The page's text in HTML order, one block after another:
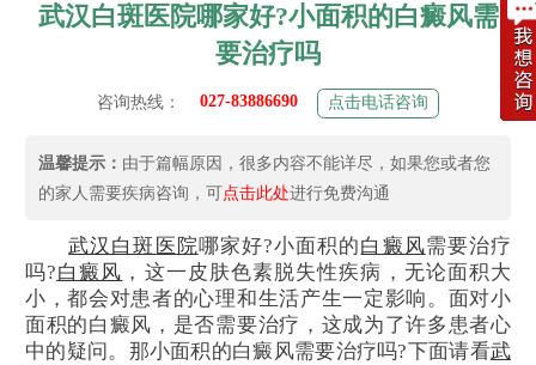
武汉白斑医院哪家好?小面积的白癜风需
要治疗吗
咨询热线： 027-83886690 点击电话咨询
温馨提示： 由于篇幅原因，很多内容不能详尽，如果您或者您
的家人需要疾病咨询，可点击此处进行免费沟通
武汉白斑医院哪家好?小面积的白癜风需要治疗
吗?白癜风 ，这一皮肤色素脱失性疾病，无论面积大
小，都会对患者的心理和生活产生一定影响。面对小
面积的白癜风，是否需要治疗，这成为了许多患者心
中的疑问。那小面积的白癜风需要治疗吗?下面请看武